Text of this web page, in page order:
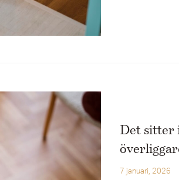
Det sitter
7 januari, 2026